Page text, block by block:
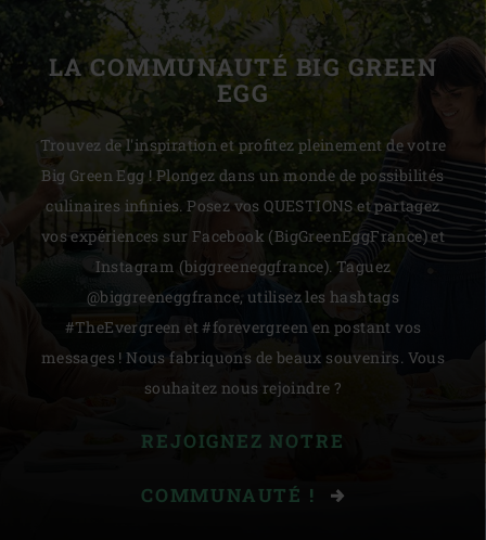
LA COMMUNAUTÉ BIG GREEN
EGG
Trouvez de l'inspiration et profitez pleinement de votre
Big Green Egg ! Plongez dans un monde de possibilités
culinaires infinies. Posez vos QUESTIONS et partagez
vos expériences sur Facebook (BigGreenEggFrance) et
Instagram (biggreeneggfrance). Taguez
@biggreeneggfrance, utilisez les hashtags
#TheEvergreen et #forevergreen en postant vos
messages ! Nous fabriquons de beaux souvenirs. Vous
souhaitez nous rejoindre ?
REJOIGNEZ NOTRE
COMMUNAUTÉ !